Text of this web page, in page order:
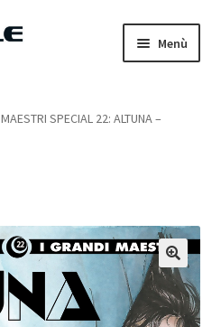
Menù
SPECIAL 22: ALTUNA –